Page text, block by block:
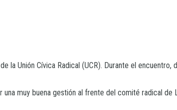
la Unión Cívica Radical (UCR). Durante el
muy buena gestión al frente del comité radical